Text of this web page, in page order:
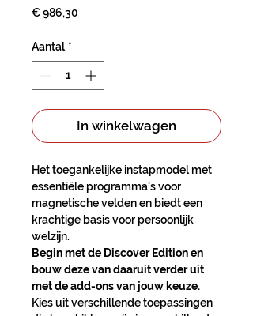
€ 986,30
Aantal *
In winkelwagen
Het toegankelijke instapmodel met
essentiële programma's voor
magnetische velden en biedt een
krachtige basis voor persoonlijk
welzijn.
Begin met de Discover Edition en
bouw deze van daaruit verder uit
met de add-ons van jouw keuze.
Kies uit verschillende toepassingen